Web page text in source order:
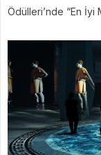
Ödülleri’nde “En İyi